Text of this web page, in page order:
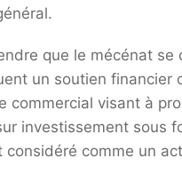
que le mécénat
un soutien
commercial visant à
investissement sous
considéré comme un